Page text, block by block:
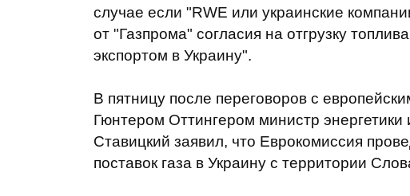
случае если "RWE или украинские
от "Газпрома" согласия на отгрузку
экспортом в Украину".
В пятницу после переговоров с
Гюнтером Оттингером министр
Ставицкий заявил, что Еврокомиссия
поставок газа в Украину с территории